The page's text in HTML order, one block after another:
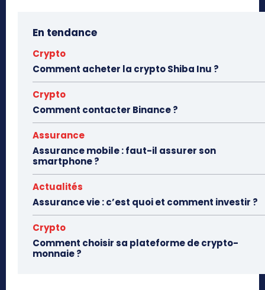
En tendance
Crypto
Comment acheter la crypto Shiba Inu ?
Crypto
Comment contacter Binance ?
Assurance
Assurance mobile : faut-il assurer son
smartphone ?
Actualités
Assurance vie : c’est quoi et comment investir ?
Crypto
Comment choisir sa plateforme de crypto-
monnaie ?